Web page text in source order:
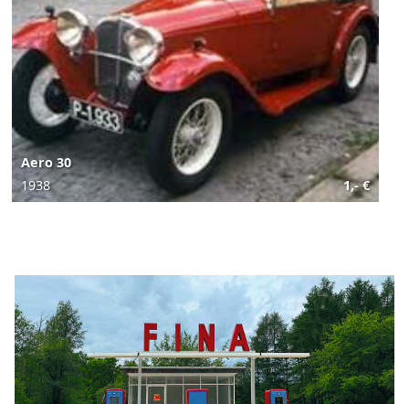
Aero 30
1938
1,- €